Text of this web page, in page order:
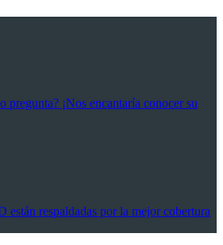
pregunta? ¡Nos encantaría conocer su
están respaldadas por la mejor cobertura